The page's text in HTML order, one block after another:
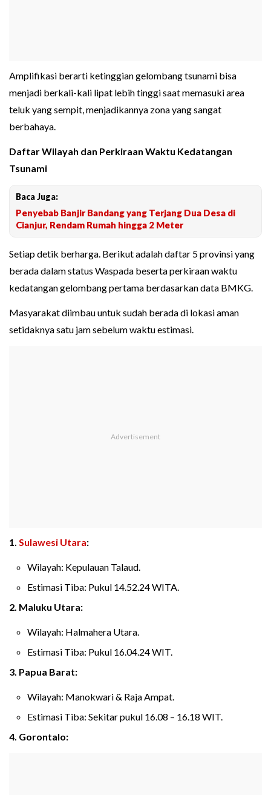
Amplifikasi berarti ketinggian gelombang tsunami bisa
menjadi berkali-kali lipat lebih tinggi saat memasuki area
teluk yang sempit, menjadikannya zona yang sangat
berbahaya.
Daftar Wilayah dan Perkiraan Waktu Kedatangan
Tsunami
Baca Juga:
Penyebab Banjir Bandang yang Terjang Dua Desa di
Cianjur, Rendam Rumah hingga 2 Meter
Setiap detik berharga. Berikut adalah daftar 5 provinsi yang
berada dalam status Waspada beserta perkiraan waktu
kedatangan gelombang pertama berdasarkan data BMKG.
Masyarakat diimbau untuk sudah berada di lokasi aman
setidaknya satu jam sebelum waktu estimasi.
1. Sulawesi Utara:
Wilayah: Kepulauan Talaud.
Estimasi Tiba: Pukul 14.52.24 WITA.
2. Maluku Utara:
Wilayah: Halmahera Utara.
Estimasi Tiba: Pukul 16.04.24 WIT.
3. Papua Barat:
Wilayah: Manokwari & Raja Ampat.
Estimasi Tiba: Sekitar pukul 16.08 – 16.18 WIT.
4. Gorontalo: